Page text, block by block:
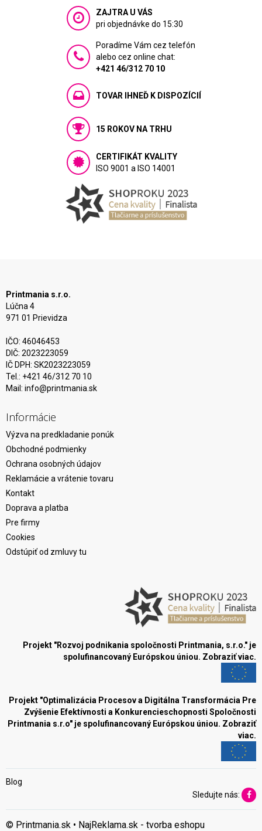
ZAJTRA U VÁS
pri objednávke do 15:30
Poradíme Vám cez telefón
alebo cez online chat:
+421 46/312 70 10
TOVAR IHNEĎ K DISPOZÍCIÍ
15 ROKOV NA TRHU
CERTIFIKÁT KVALITY
ISO 9001 a ISO 14001
Printmania s.r.o.
Lúčna 4
971 01 Prievidza
IČO: 46046453
DIČ: 2023223059
IČ DPH: SK2023223059
Tel.: +421 46/312 70 10
Mail: info@printmania.sk
Informácie
Výzva na predkladanie ponúk
Obchodné podmienky
Ochrana osobných údajov
Reklamácie a vrátenie tovaru
Kontakt
Doprava a platba
Pre firmy
Cookies
Odstúpiť od zmluvy tu
Projekt "Rozvoj podnikania spoločnosti Printmania, s.r.o." je
spolufinancovaný Európskou úniou. Zobraziť viac.
Projekt "Optimalizácia Procesov a Digitálna Transformácia Pre
Zvýšenie Efektívnosti a Konkurencieschopnosti Spoločnosti
Printmania s.r.o" je spolufinancovaný Európskou úniou. Zobraziť
viac.
Blog
Sledujte nás:
© Printmania.sk • NajReklama.sk - tvorba eshopu